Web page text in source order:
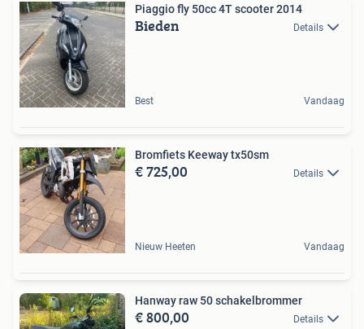
Piaggio fly 50cc 4T scooter 2014
Bieden Details
Best Vandaag
Bromfiets Keeway tx50sm
€ 725,00 Details
Nieuw Heeten Vandaag
Hanway raw 50 schakelbrommer
€ 800,00 Details